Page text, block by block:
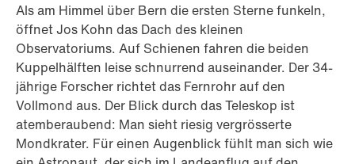
Als am Himmel über Bern die ersten Sterne funkeln,
öffnet Jos Kohn das Dach des kleinen
Observatoriums. Auf Schienen fahren die beiden
Kuppelhälften leise schnurrend auseinander. Der 34-
jährige Forscher richtet das Fernrohr auf den
Vollmond aus. Der Blick durch das Teleskop ist
atemberaubend: Man sieht riesig vergrösserte
Mondkrater. Für einen Augenblick fühlt man sich wie